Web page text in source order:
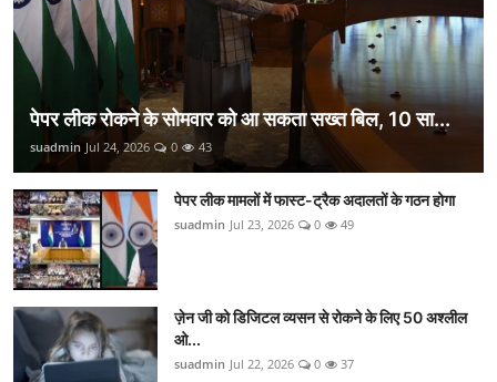
पेपर लीक रोकने के सोमवार को आ सकता सख्त बिल, 10 सा...
suadmin Jul 24, 2026 0 43
पेपर लीक मामलों में फास्ट-ट्रैक अदालतों के गठन होगा
suadmin Jul 23, 2026 0 49
ज़ेन जी को डिजिटल व्यसन से रोकने के लिए 50 अश्लील
ओ...
suadmin Jul 22, 2026 0 37